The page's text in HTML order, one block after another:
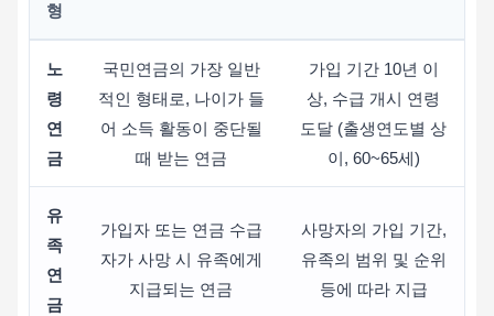
형
노
령
연
금
국민연금의 가장 일반
적인 형태로, 나이가 들
어 소득 활동이 중단될
때 받는 연금
가입 기간 10년 이
상, 수급 개시 연령
도달 (출생연도별 상
이, 60~65세)
유
족
연
금
가입자 또는 연금 수급
자가 사망 시 유족에게
지급되는 연금
사망자의 가입 기간,
유족의 범위 및 순위
등에 따라 지급